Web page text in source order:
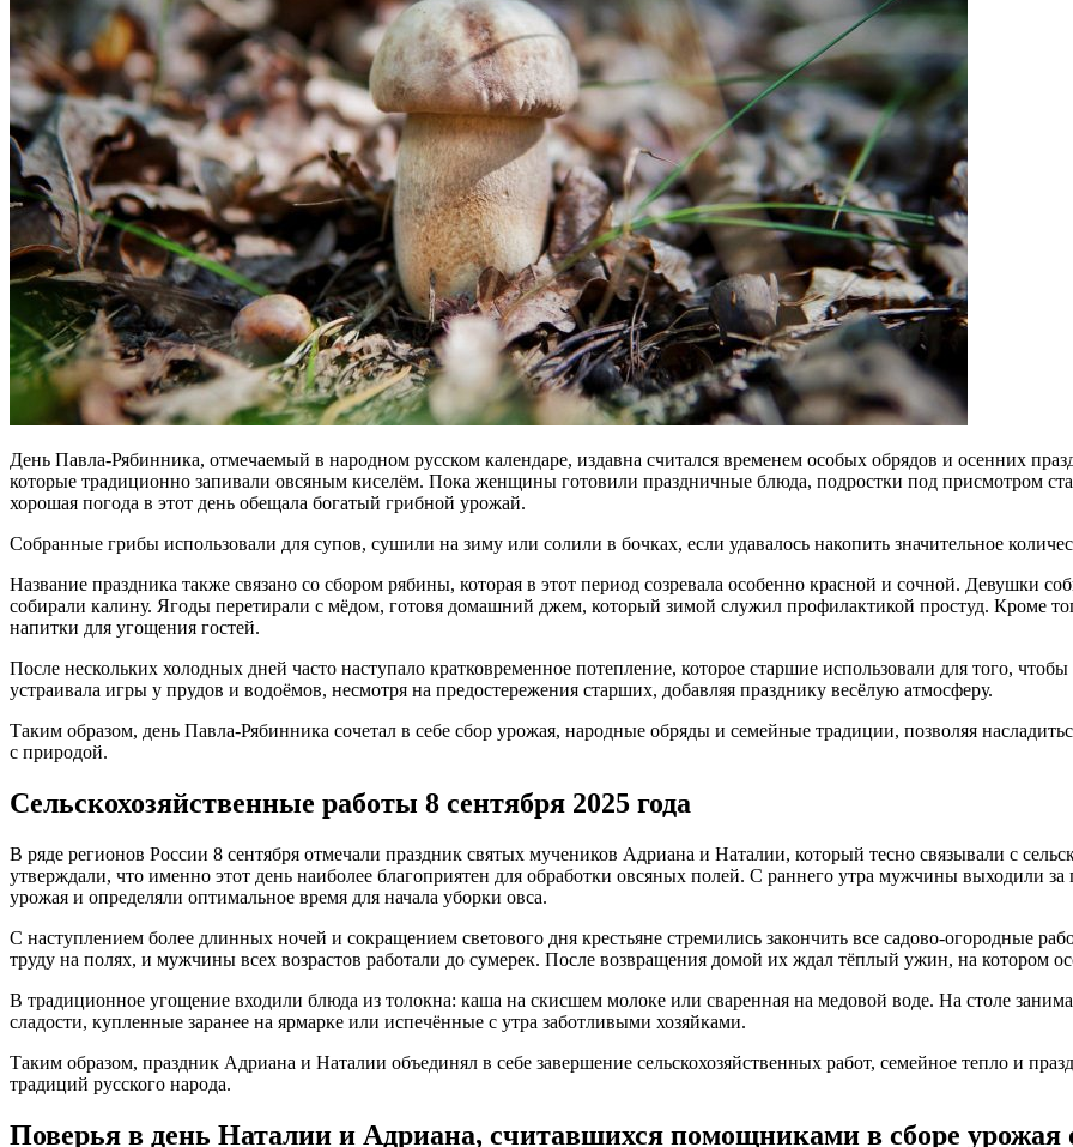
День Павла-Рябинника, отмечаемый в народном русском календаре, издавна считался временем особых обрядов и осенних
которые традиционно запивали овсяным киселём. Пока женщины готовили праздничные блюда, подростки под присмотром
хорошая погода в этот день обещала богатый грибной урожай.
Собранные грибы использовали для супов, сушили на зиму или солили в бочках, если удавалось накопить значительное
Название праздника также связано со сбором рябины, которая в этот период созревала особенно красной и сочной. Девушки
собирали калину. Ягоды перетирали с мёдом, готовя домашний джем, который зимой служил профилактикой простуд. Кроме
напитки для угощения гостей.
После нескольких холодных дней часто наступало кратковременное потепление, которое старшие использовали для того,
устраивала игры у прудов и водоёмов, несмотря на предостережения старших, добавляя празднику весёлую атмосферу.
Таким образом, день Павла-Рябинника сочетал в себе сбор урожая, народные обряды и семейные традиции, позволяя
с природой.
Сельскохозяйственные работы 8 сентября 2025 года
В ряде регионов России 8 сентября отмечали праздник святых мучеников Адриана и Наталии, который тесно связывали с
утверждали, что именно этот день наиболее благоприятен для обработки овсяных полей. С раннего утра мужчины выходили
урожая и определяли оптимальное время для начала уборки овса.
С наступлением более длинных ночей и сокращением светового дня крестьяне стремились закончить все садово-огородные
труду на полях, и мужчины всех возрастов работали до сумерек. После возвращения домой их ждал тёплый ужин, на котором
В традиционное угощение входили блюда из толокна: каша на скисшем молоке или сваренная на медовой воде. На столе
сладости, купленные заранее на ярмарке или испечённые с утра заботливыми хозяйками.
Таким образом, праздник Адриана и Наталии объединял в себе завершение сельскохозяйственных работ, семейное тепло и
традиций русского народа.
Поверья в день Наталии и Адриана, считавшихся помощниками в сборе урожая